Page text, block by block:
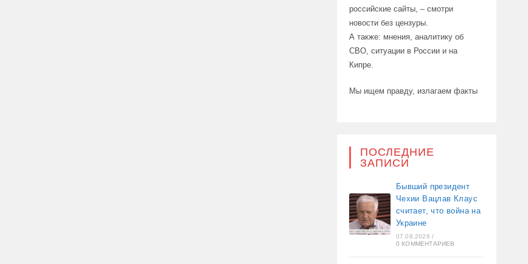
российские сайты, – смотри
новости без цензуры.
А также: мнения, аналитику об
СВО, ситуации в России и на
Кипре.
Мы ищем правду, излагаем факты
ПОСЛЕДНИЕ
ЗАПИСИ
Бывший президент
Чехии Вацлав Клаус
считает, что война на
Украине
07.08.2026 /
0 КОММЕНТАРИЕВ